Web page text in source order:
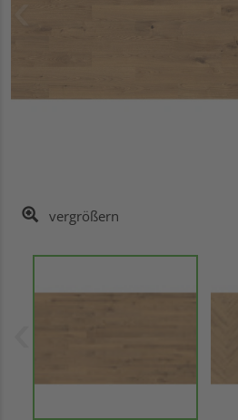
vergrößern